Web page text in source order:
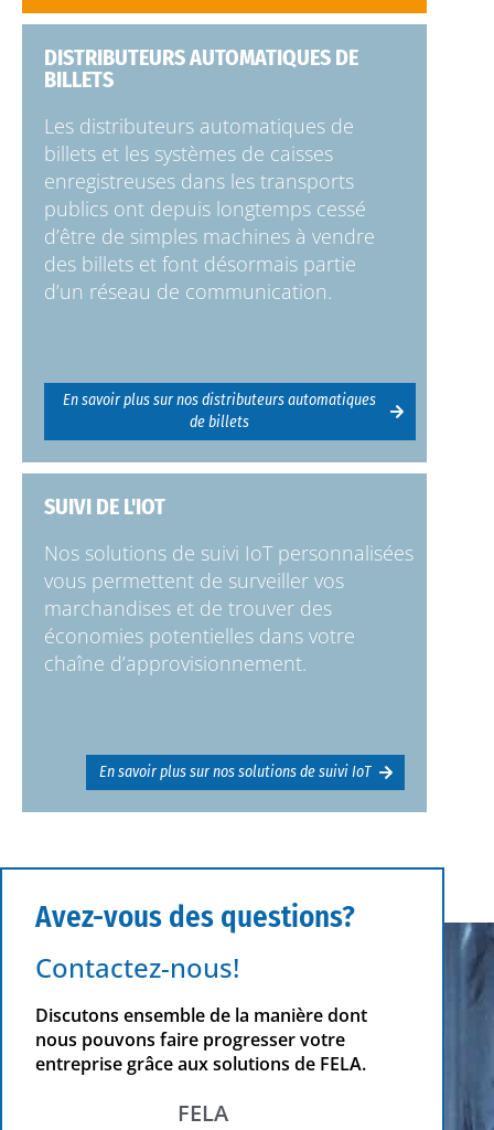
DISTRIBUTEURS AUTOMATIQUES DE
BILLETS
Les distributeurs automatiques de
billets et les systèmes de caisses
enregistreuses dans les transports
publics ont depuis longtemps cessé
d’être de simples machines à vendre
des billets et font désormais partie
d’un réseau de communication.
En savoir plus sur nos distributeurs automatiques
de billets
SUIVI DE L'IOT
Nos solutions de suivi IoT personnalisées
vous permettent de surveiller vos
marchandises et de trouver des
économies potentielles dans votre
chaîne d’approvisionnement.
En savoir plus sur nos solutions de suivi IoT
Avez-vous des questions?
Contactez-nous!
Discutons ensemble de la manière dont
nous pouvons faire progresser votre
entreprise grâce aux solutions de FELA.
FELA